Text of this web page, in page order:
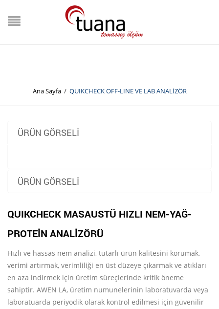
Ana Sayfa / QUIKCHECK OFF-LINE VE LAB ANALİZÖR
ÜRÜN GÖRSELI
ÜRÜN GÖRSELI
QUIKCHECK MASAUSTÜ HIZLI NEM-YAĞ-
PROTEİN ANALİZÖRÜ
Hızlı ve hassas nem analizi, tutarlı ürün kalitesini korumak,
verimi artırmak, verimliliği en üst düzeye çıkarmak ve atıkları
en aza indirmek için üretim süreçlerinde kritik öneme
sahiptir. AWEN LA, üretim numunelerinin laboratuvarda veya
laboratuarda periyodik olarak kontrol edilmesi için güvenilir